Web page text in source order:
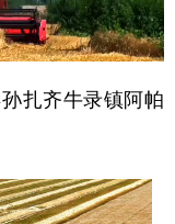
江苏
西藏
扎齐牛录镇阿帕